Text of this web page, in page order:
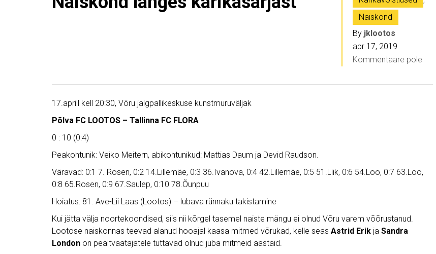
Naiskond
By jklootos
apr 17, 2019
Kommentaare pole
17.aprill kell 20:30, Võru jalgpallikeskuse kunstmuruväljak
Põlva FC LOOTOS – Tallinna FC FLORA
0 : 10 (0:4)
Peakohtunik: Veiko Meitern, abikohtunikud: Mattias Daum ja Devid Raudson.
Väravad: 0:1 7. Rosen, 0:2 14.Lillemäe, 0:3 36.Ivanova, 0:4 42.Lillemäe, 0:5 51.Liik, 0:6 54.Loo, 0:7 63.Loo,
0:8 65.Rosen, 0:9 67.Saulep, 0:10 78.Õunpuu
Hoiatus: 81. Ave-Lii Laas (Lootos) – lubava rünnaku takistamine
Kui jätta välja noortekoondised, siis nii kõrgel tasemel naiste mängu ei olnud Võru varem võõrustanud.
Lootose naiskonnas teevad alanud hooajal kaasa mitmed võrukad, kelle seas Astrid Erik ja Sandra
London on pealtvaatajatele tuttavad olnud juba mitmeid aastaid.